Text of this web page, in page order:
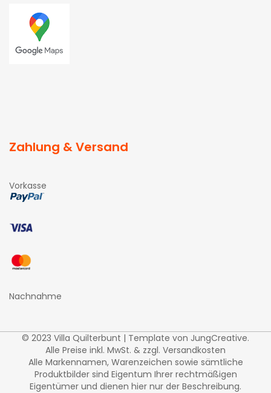
Zahlung & Versand
Vorkasse
Nachnahme
© 2023 Villa Quilterbunt | Template von JungCreative.
Alle Preise inkl. MwSt. & zzgl. Versandkosten
Alle Markennamen, Warenzeichen sowie sämtliche
Produktbilder sind Eigentum Ihrer rechtmäßigen
Eigentümer und dienen hier nur der Beschreibung.